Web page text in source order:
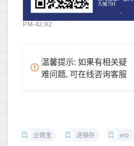
PM-42.92
温馨提示: 如果有相关疑
难问题, 可在线咨询客服
企微宝 进销存 erp